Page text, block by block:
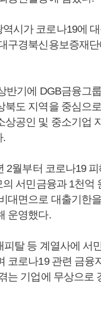
시가 코로나19에
구경북신용보증재
반기에 DGB금융그
북도 지역을 중심으
상공인 및 중소기업
.
2월부터 코로나19
의 서민금융과 1천억
대면으로 대출기한
운영했다.
피탈 등 계열사에 서
코로나19 관련 금융
는 기업에 무상으로